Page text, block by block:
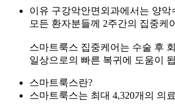
이유 구강악안면외과에서는 양
모든 환자분들께 2주간의 집중케
스마트룩스 집중케어는 수술 후
일상으로의 빠른 복귀 에 도움이
스마트룩스란?
스마트룩스는 최대 4,320개의 의